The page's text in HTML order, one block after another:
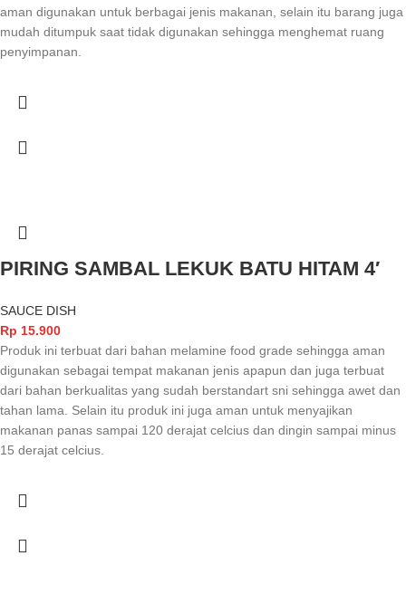
aman digunakan untuk berbagai jenis makanan, selain itu barang juga
mudah ditumpuk saat tidak digunakan sehingga menghemat ruang
penyimpanan.
PIRING SAMBAL LEKUK BATU HITAM 4′
SAUCE DISH
Rp 15.900
Produk ini terbuat dari bahan melamine food grade sehingga aman
digunakan sebagai tempat makanan jenis apapun dan juga terbuat
dari bahan berkualitas yang sudah berstandart sni sehingga awet dan
tahan lama. Selain itu produk ini juga aman untuk menyajikan
makanan panas sampai 120 derajat celcius dan dingin sampai minus
15 derajat celcius.